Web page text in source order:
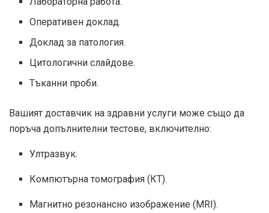
Оперативен доклад.
Доклад за патология.
Цитологични слайдове.
Тъканни проби.
Вашият доставчик на здравни услуги може също да
поръча допълнителни тестове, включително:
Ултразвук.
Компютърна томография (КТ).
Магнитно резонансно изображение (MRI).